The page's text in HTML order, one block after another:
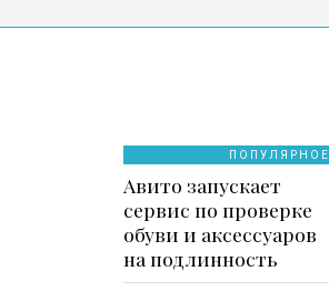
ПОПУЛЯРНОЕ
Авито запускает
сервис по проверке
обуви и аксессуаров
на подлинность